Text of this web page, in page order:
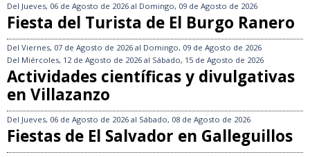
Del Jueves, 06 de Agosto de 2026 al Domingo, 09 de Agosto de 2026
Fiesta del Turista de El Burgo Ranero
Del Viernes, 07 de Agosto de 2026 al Domingo, 09 de Agosto de 2026
Del Miércoles, 12 de Agosto de 2026 al Sábado, 15 de Agosto de 2026
Actividades científicas y divulgativas
en Villazanzo
Del Jueves, 06 de Agosto de 2026 al Sábado, 08 de Agosto de 2026
Fiestas de El Salvador en Galleguillos